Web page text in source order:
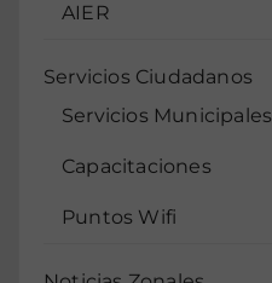
AIER
Servicios Ciudadanos
Servicios Municipales
Capacitaciones
Puntos Wifi